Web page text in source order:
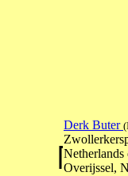
Derk Buter
Overijssel,